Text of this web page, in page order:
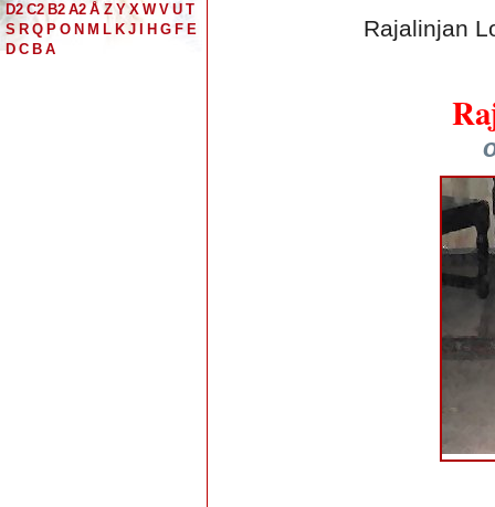
D2 C2 B2 A2 Å Z Y X W V U T
S R Q P O N M L K J H G F E
D C B A
Rajalinjan